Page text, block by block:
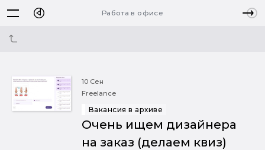
Работа в офисе
10 Сен
Freelance
Вакансия в архиве
Очень ищем дизайнера
на заказ (делаем квиз)